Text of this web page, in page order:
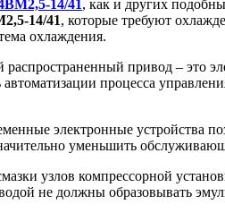
14/41, как и других
14/41, которые требуют
охлаждения.
привод – это
процесса
электронные устройства
уменьшить
узлов компрессорной
не должны образовывать